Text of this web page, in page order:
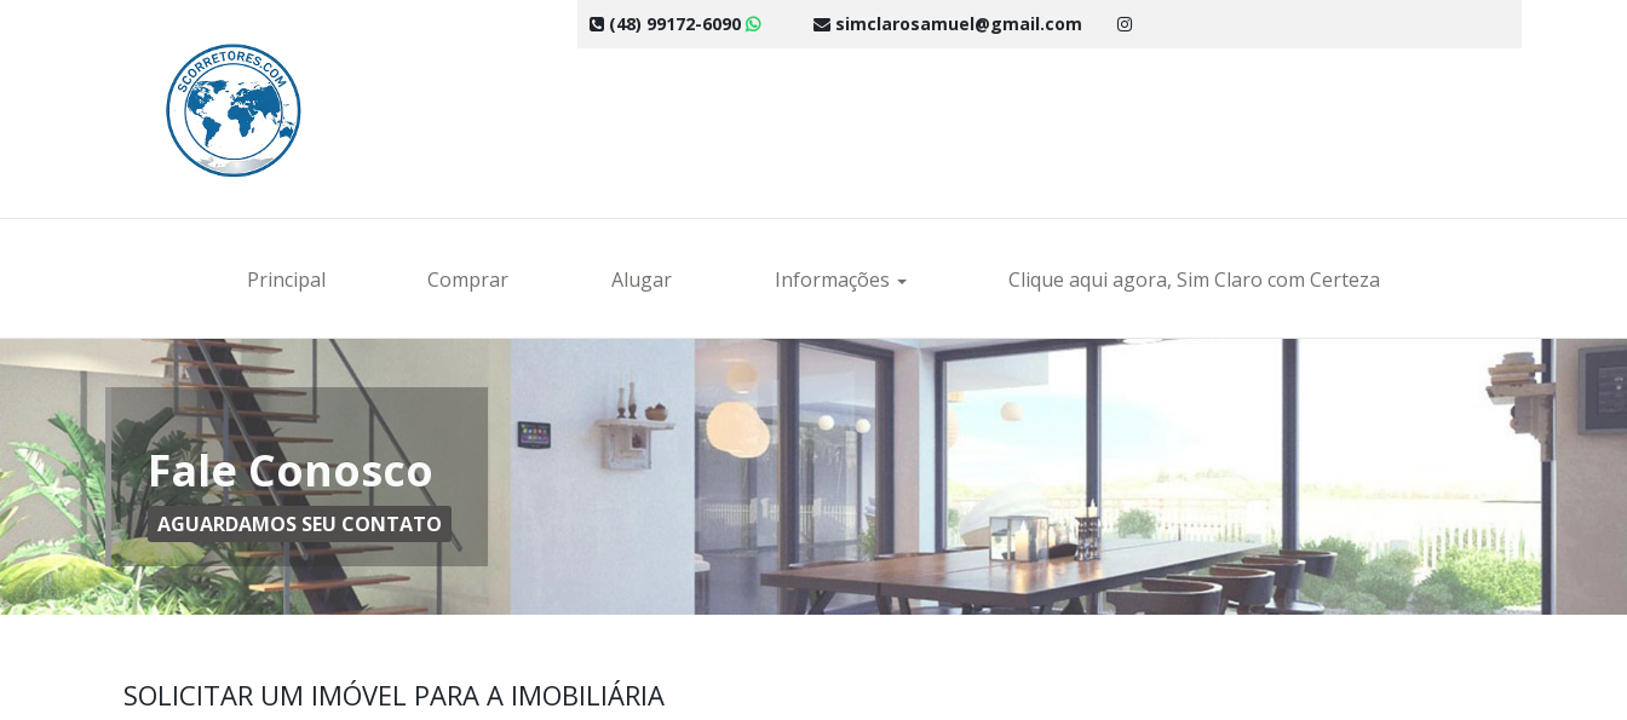
(48) 99172-6090 simclarosamuel@gmail.com
Principal Comprar Alugar Informações Clique aqui agora, Sim Claro com Certeza
Fale Conosco
AGUARDAMOS SEU CONTATO
SOLICITAR UM IMÓVEL PARA A IMOBILIÁRIA